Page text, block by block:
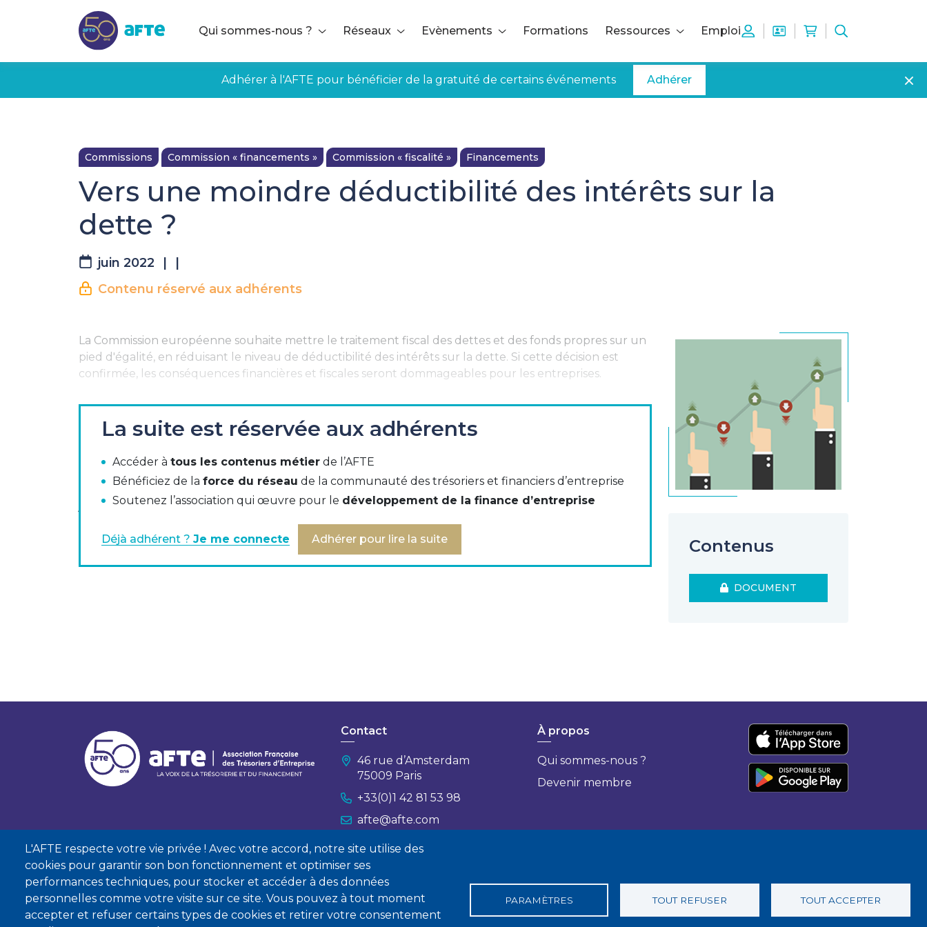
L'AFTE respecte votre vie privée ! Avec votre accord, notre site utilise des
cookies pour garantir son bon fonctionnement et optimiser ses
performances techniques, pour stocker et accéder à des données
personnelles comme votre visite sur ce site. Vous pouvez à tout moment
accepter et refuser certains types de cookies et retirer votre consentement
PARAMÈTRES TOUT REFUSER TOUT ACCEPTER
Qui sommes-nous ? Réseaux Evènements Formations Ressources Emploi
Adhérer à l'AFTE pour bénéficier de la gratuité de certains événements Adhérer
Commissions Commission « financements » Commission « fiscalité » Financements
Vers une moindre déductibilité des intérêts sur la
dette ?
juin 2022
Contenu réservé aux adhérents
La Commission européenne souhaite mettre le traitement fiscal des dettes et des fonds propres sur un
pied d'égalité, en réduisant le niveau de déductibilité des intérêts sur la dette. Si cette décision est
confirmée, les conséquences financières et fiscales seront dommageables pour les entreprises.
Télécharger la proposition du texte législatif.
Le 21 juin, la commission " fiscalité " de l'AFTE se réunira pour analyser la proposition de la Directive
Debra (Debt-Equity Bias Reduction Allowance). Elle invite les trésoriers et fiscalistes d'entreprise à se
joindre à cette réunion pour collecter les arguments et défendre la voix des entreprises sur cette
proposition qui pénalisera le financement par la dette.
La suite est réservée aux adhérents
Accéder à tous les contenus métier de l’AFTE
Bénéficiez de la force du réseau de la communauté des trésoriers et financiers d’entreprise
Soutenez l’association qui œuvre pour le développement de la finance d’entreprise
Déjà adhérent ? Je me connecte Adhérer pour lire la suite Contenus
DOCUMENT
Contact
46 rue d’Amsterdam
75009 Paris
+33(0)1 42 81 53 98
afte@afte.com
Nous contacter
À propos
Qui sommes-nous ?
Devenir membre